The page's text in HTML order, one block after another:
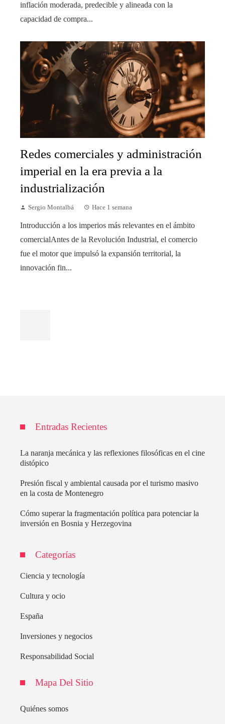
inflación moderada, predecible y alineada con la
capacidad de compra...
Redes comerciales y administración
imperial en la era previa a la
industrialización
Sergio Montalbá Hace 1 semana
Introducción a los imperios más relevantes en el ámbito
comercialAntes de la Revolución Industrial, el comercio
fue el motor que impulsó la expansión territorial, la
innovación fin...
Entradas Recientes
La naranja mecánica y las reflexiones filosóficas en el cine
distópico
Presión fiscal y ambiental causada por el turismo masivo
en la costa de Montenegro
Cómo superar la fragmentación política para potenciar la
inversión en Bosnia y Herzegovina
Categorías
Ciencia y tecnología
Cultura y ocio
España
Inversiones y negocios
Responsabilidad Social
Mapa Del Sitio
Quiénes somos